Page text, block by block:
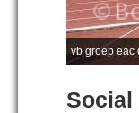
vb groep eac
Social